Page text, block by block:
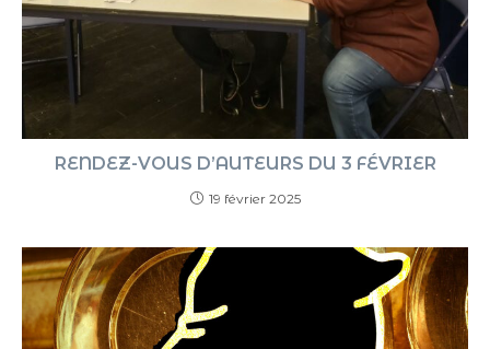
RENDEZ-VOUS D’AUTEURS DU 3 FÉVRIER
19 février 2025